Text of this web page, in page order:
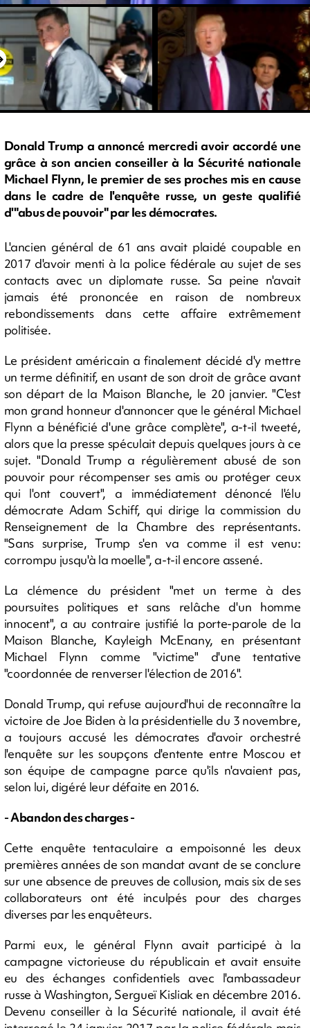
Donald Trump a annoncé mercredi avoir accordé une
grâce à son ancien conseiller à la Sécurité nationale
Michael Flynn, le premier de ses proches mis en cause
dans le cadre de l'enquête russe, un geste qualifié
d'"abus de pouvoir" par les démocrates.
L'ancien général de 61 ans avait plaidé coupable en
2017 d'avoir menti à la police fédérale au sujet de ses
contacts avec un diplomate russe. Sa peine n'avait
jamais été prononcée en raison de nombreux
rebondissements dans cette affaire extrêmement
politisée.
Le président américain a finalement décidé d'y mettre
un terme définitif, en usant de son droit de grâce avant
son départ de la Maison Blanche, le 20 janvier. "C'est
mon grand honneur d'annoncer que le général Michael
Flynn a bénéficié d'une grâce complète", a-t-il tweeté,
alors que la presse spéculait depuis quelques jours à ce
sujet. "Donald Trump a régulièrement abusé de son
pouvoir pour récompenser ses amis ou protéger ceux
qui l'ont couvert", a immédiatement dénoncé l'élu
démocrate Adam Schiff, qui dirige la commission du
Renseignement de la Chambre des représentants.
"Sans surprise, Trump s'en va comme il est venu:
corrompu jusqu'à la moelle", a-t-il encore assené.
La clémence du président "met un terme à des
poursuites politiques et sans relâche d'un homme
innocent", a au contraire justifié la porte-parole de la
Maison Blanche, Kayleigh McEnany, en présentant
Michael Flynn comme "victime" d'une tentative
"coordonnée de renverser l'élection de 2016".
Donald Trump, qui refuse aujourd'hui de reconnaître la
victoire de Joe Biden à la présidentielle du 3 novembre,
a toujours accusé les démocrates d'avoir orchestré
l'enquête sur les soupçons d'entente entre Moscou et
son équipe de campagne parce qu'ils n'avaient pas,
selon lui, digéré leur défaite en 2016.
- Abandon des charges -
Cette enquête tentaculaire a empoisonné les deux
premières années de son mandat avant de se conclure
sur une absence de preuves de collusion, mais six de ses
collaborateurs ont été inculpés pour des charges
diverses par les enquêteurs.
Parmi eux, le général Flynn avait participé à la
campagne victorieuse du républicain et avait ensuite
eu des échanges confidentiels avec l'ambassadeur
russe à Washington, Sergueï Kisliak en décembre 2016.
Devenu conseiller à la Sécurité nationale, il avait été